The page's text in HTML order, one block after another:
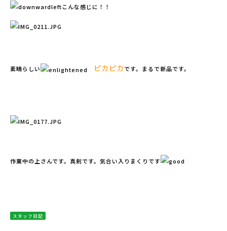
こんな感じに！！
素晴らしい ピカピカです。まるで新品です。
作業中の上さんです。真剣です。気合い入りまくりです
スタッフ日記